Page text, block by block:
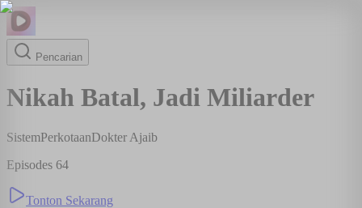
Pencarian
Nikah Batal, Jadi Miliarder
SistemPerkotaanDokter Ajaib
Episodes 64
Tonton Sekarang